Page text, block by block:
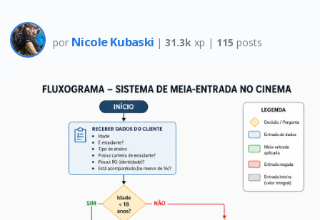
por Nicole Kubaski | 31.3k xp | 115 posts